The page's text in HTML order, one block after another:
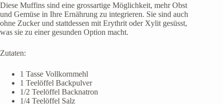
Diese Muffins sind eine grossartige Möglichkeit, mehr Obst
und Gemüse in Ihre Ernährung zu integrieren. Sie sind auch
ohne Zucker und stattdessen mit Erythrit oder Xylit gesüsst,
was sie zu einer gesunden Option macht.
Zutaten:
1 Tasse Vollkornmehl
1 Teelöffel Backpulver
1/2 Teelöffel Backnatron
1/4 Teelöffel Salz